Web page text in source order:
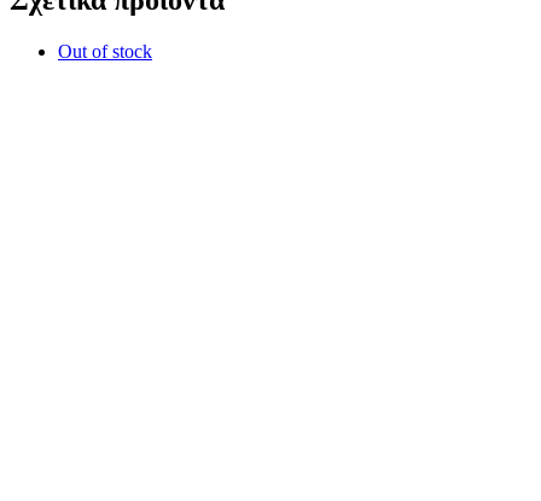
Out of stock